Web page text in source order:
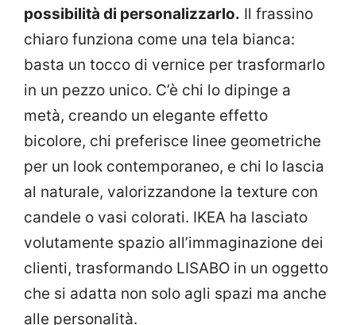
possibilità di personalizzarlo. Il frassino
chiaro funziona come una tela bianca:
basta un tocco di vernice per trasformarlo
in un pezzo unico. C’è chi lo dipinge a
metà, creando un elegante effetto
bicolore, chi preferisce linee geometriche
per un look contemporaneo, e chi lo lascia
al naturale, valorizzandone la texture con
candele o vasi colorati. IKEA ha lasciato
volutamente spazio all’immaginazione dei
clienti, trasformando LISABO in un oggetto
che si adatta non solo agli spazi ma anche
alle personalità.